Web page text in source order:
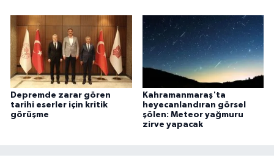
Depremde zarar gören
tarihi eserler için kritik
görüşme
Kahramanmaraş'ta
heyecanlandıran görsel
şölen: Meteor yağmuru
zirve yapacak